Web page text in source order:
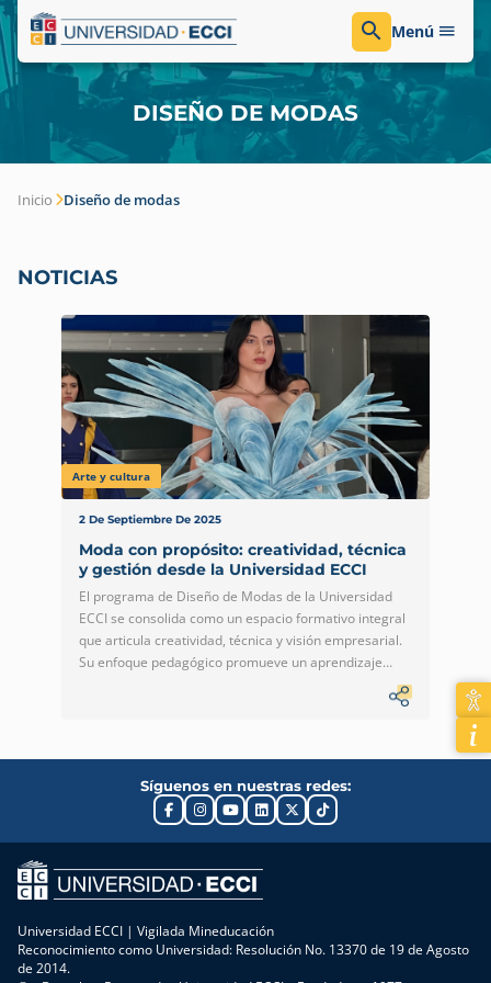
Menú
DISEÑO DE MODAS
Inicio Diseño de modas
NOTICIAS
Arte y cultura
2 De Septiembre De 2025
Moda con propósito: creatividad, técnica
y gestión desde la Universidad ECCI
El programa de Diseño de Modas de la Universidad
ECCI se consolida como un espacio formativo integral
que articula creatividad, técnica y visión empresarial.
Su enfoque pedagógico promueve un aprendizaje
Síguenos en nuestras redes:
Universidad ECCI | Vigilada Mineducación
Reconocimiento como Universidad: Resolución No. 13370 de 19 de Agosto
de 2014.